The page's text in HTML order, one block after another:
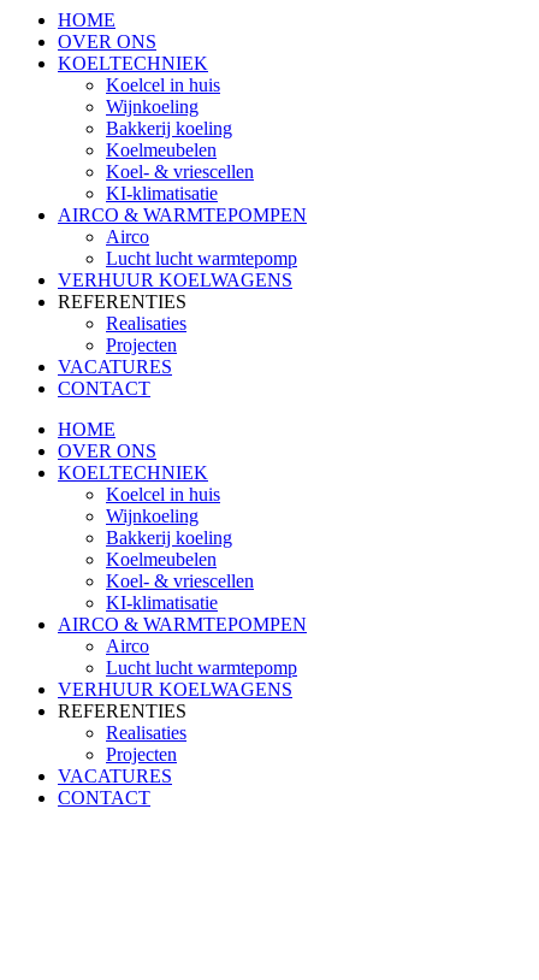
HOME
OVER ONS
KOELTECHNIEK
Koelcel in huis
Wijnkoeling
Bakkerij koeling
Koelmeubelen
Koel- & vriescellen
KI-klimatisatie
AIRCO & WARMTEPOMPEN
Airco
Lucht lucht warmtepomp
VERHUUR KOELWAGENS
REFERENTIES
Realisaties
Projecten
VACATURES
CONTACT
HOME
OVER ONS
KOELTECHNIEK
Koelcel in huis
Wijnkoeling
Bakkerij koeling
Koelmeubelen
Koel- & vriescellen
KI-klimatisatie
AIRCO & WARMTEPOMPEN
Airco
Lucht lucht warmtepomp
VERHUUR KOELWAGENS
REFERENTIES
Realisaties
Projecten
VACATURES
CONTACT